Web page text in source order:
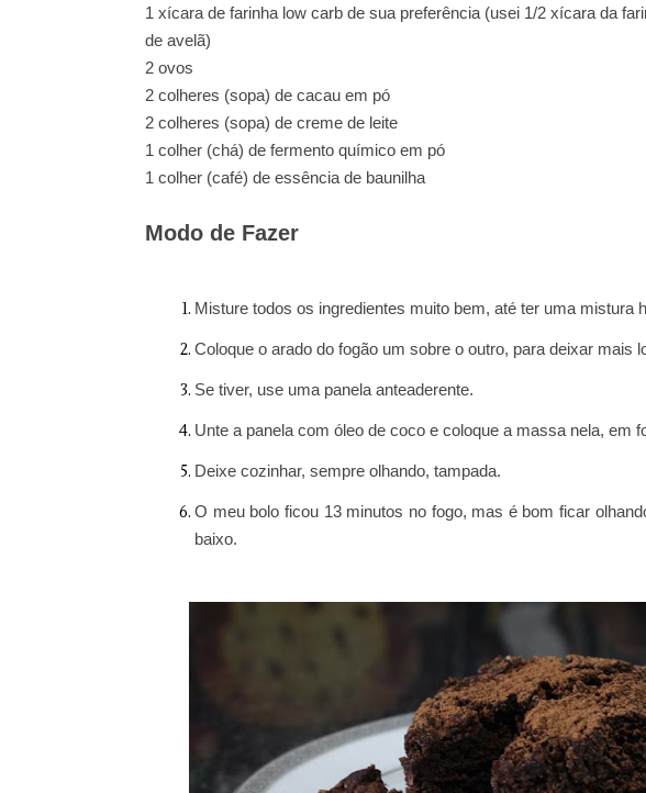
1 xícara de farinha low carb de sua preferência (usei 1/2 xícara da
de avelã)
2 ovos
2 colheres (sopa) de cacau em pó
2 colheres (sopa) de creme de leite
1 colher (chá) de fermento químico em pó
1 colher (café) de essência de baunilha
Modo de Fazer
Misture todos os ingredientes muito bem, até ter uma mistura
Coloque o arado do fogão um sobre o outro, para deixar mais
Se tiver, use uma panela anteaderente.
Unte a panela com óleo de coco e coloque a massa nela, em
Deixe cozinhar, sempre olhando, tampada.
O meu bolo ficou 13 minutos no fogo, mas é bom ficar
baixo.